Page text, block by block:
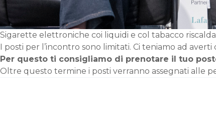
Sigarette elettroniche coi liquidi e col tabacco
I posti per l’incontro sono limitati. Ci teniamo ad averti
Per questo ti consigliamo di prenotare il tuo
Oltre questo termine i posti verranno assegnati alle